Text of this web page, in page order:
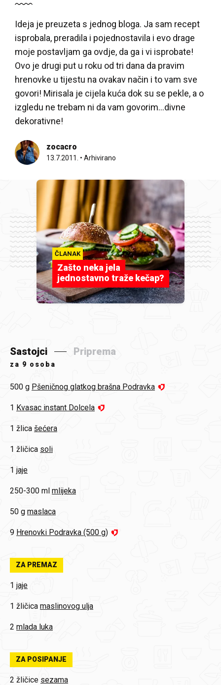
Ideja je preuzeta s jednog bloga. Ja sam recept
isprobala, preradila i pojednostavila i evo drage
moje postavljam ga ovdje, da ga i vi isprobate!
Ovo je drugi put u roku od tri dana da pravim
hrenovke u tijestu na ovakav način i to vam sve
govori! Mirisala je cijela kuća dok su se pekle, a o
izgledu ne trebam ni da vam govorim…divne
dekorativne!
zocacro
13.7.2011. • Arhivirano
ČLANAK
Zašto neka jela
jednostavno traže kečap?
Sastojci Priprema
za 9 osoba
500 g Pšeničnog glatkog brašna Podravka
1 Kvasac instant Dolcela
1 žlica šećera
1 žličica soli
1 jaje
250-300 ml mlijeka
50 g maslaca
9 Hrenovki Podravka (500 g)
ZA PREMAZ
1 jaje
1 žličica maslinovog ulja
2 mlada luka
ZA POSIPANJE
2 žličice sezama